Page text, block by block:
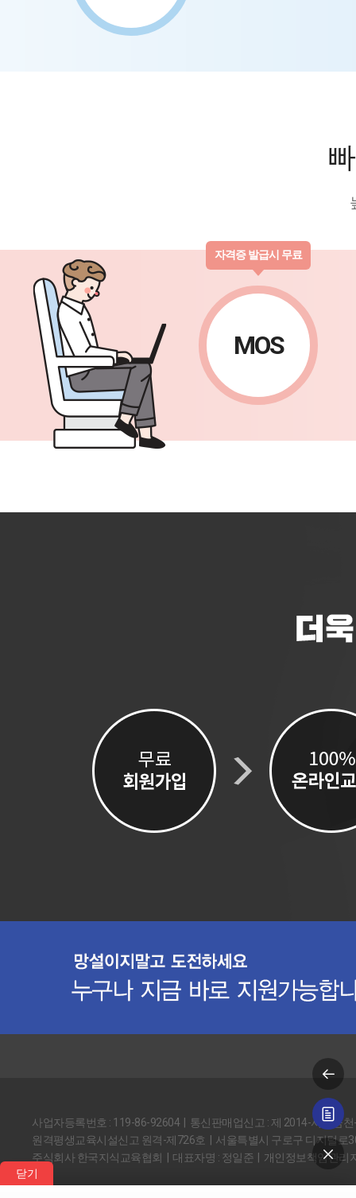
MOS
자격증 발급시 무료
닫기
사업자등록번호 : 119-86-92604 | 통신판매업신고 : 제 2014-서울금
원격평생교육시설신고 원격-제726호 | 서울특별시 구로구 디지털로
주식회사 한국지식교육협회 | 대표자명 : 정일준 | 개인정보책임관리